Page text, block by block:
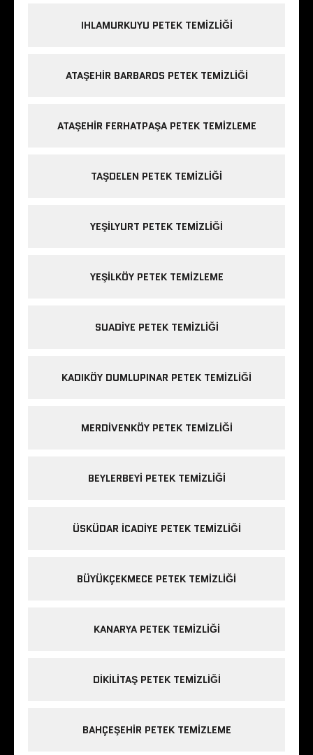
IHLAMURKUYU PETEK TEMIZLIĞI
ATAŞEHIR BARBAROS PETEK TEMIZLIĞI
ATAŞEHIR FERHATPAŞA PETEK TEMIZLEME
TAŞDELEN PETEK TEMIZLIĞI
YEŞILYURT PETEK TEMIZLIĞI
YEŞILKÖY PETEK TEMIZLEME
SUADIYE PETEK TEMIZLIĞI
KADIKÖY DUMLUPINAR PETEK TEMIZLIĞI
MERDIVENKÖY PETEK TEMIZLIĞI
BEYLERBEYI PETEK TEMIZLIĞI
ÜSKÜDAR ICADIYE PETEK TEMIZLIĞI
BÜYÜKÇEKMECE PETEK TEMIZLIĞI
KANARYA PETEK TEMIZLIĞI
DIKILITAŞ PETEK TEMIZLIĞI
BAHÇEŞEHIR PETEK TEMIZLEME